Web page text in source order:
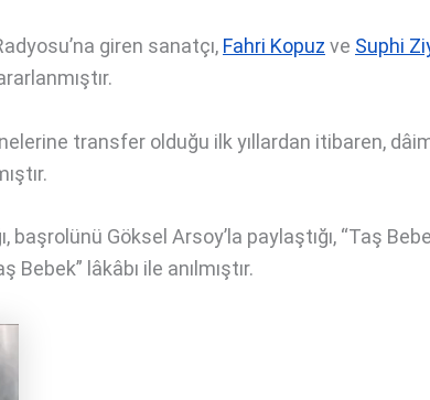
giren sanatçı, Fahri Kopuz ve Suphi
transfer olduğu ilk yıllardan itibaren,
başrolünü Göksel Arsoy’la paylaştığı, “Taş
lâkâbı ile anılmıştır.